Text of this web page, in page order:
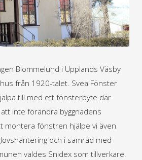
Blommelund i Upplands Väsby
från 1920-talet. Svea Fönster
till med ett fönsterbyte där
inte förändra byggnadens
montera fönstren hjälpe vi även
och i samråd med
valdes Snidex som tillverkare.